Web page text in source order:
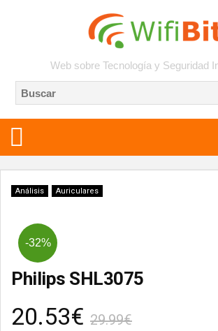
Web sobre Tecnología y Seguridad
Análisis Auriculares
-32%
Philips SHL3075
20.53€ 29.99€